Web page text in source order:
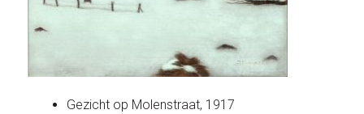
Gezicht op Molenstraat, 1917